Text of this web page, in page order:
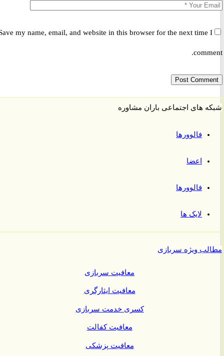
Save my name, email, and website in this browser for the next time
های اجتماعی باران مشاوره
فالوورها
اعضا
فالوورها
لایک ها
ویژه سربازی
معافیت سربازی
معافیت ایثارگری
کسری خدمت سربازی
معافیت کفالت
معافیت پزشکی